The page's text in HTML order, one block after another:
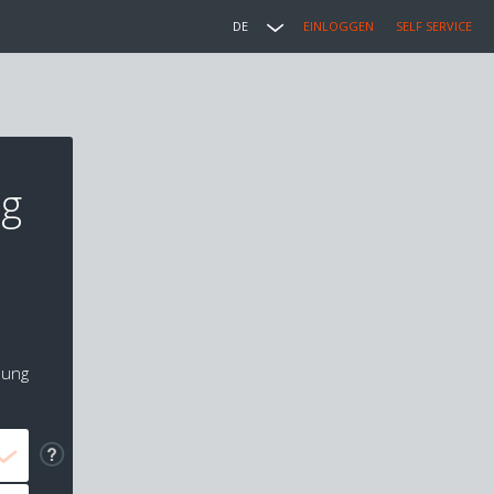
DE EINLOGGEN SELF SERVICE